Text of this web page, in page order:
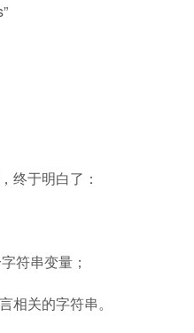
终于明白了：
符串变量；
相关的字符串。